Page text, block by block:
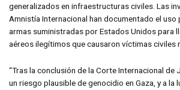
generalizados en infraestructuras civiles. Las
Amnistía Internacional han documentado el
armas suministradas por Estados Unidos para
aéreos ilegítimos que causaron víctimas civiles
“Tras la conclusión de la Corte Internacional de
un riesgo plausible de genocidio en Gaza, y a la